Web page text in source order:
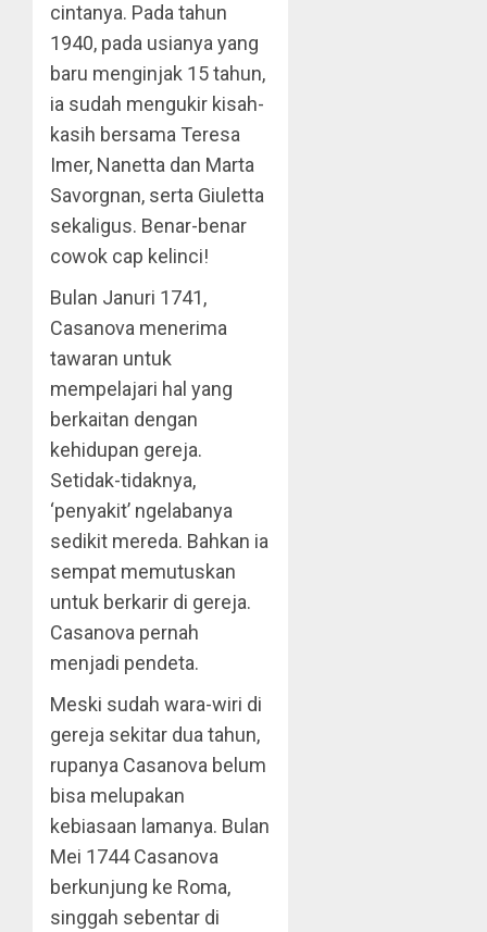
cintanya. Pada tahun
1940, pada usianya yang
baru menginjak 15 tahun,
ia sudah mengukir kisah-
kasih bersama Teresa
Imer, Nanetta dan Marta
Savorgnan, serta Giuletta
sekaligus. Benar-benar
cowok cap kelinci!
Bulan Januri 1741,
Casanova menerima
tawaran untuk
mempelajari hal yang
berkaitan dengan
kehidupan gereja.
Setidak-tidaknya,
‘penyakit’ ngelabanya
sedikit mereda. Bahkan ia
sempat memutuskan
untuk berkarir di gereja.
Casanova pernah
menjadi pendeta.
Meski sudah wara-wiri di
gereja sekitar dua tahun,
rupanya Casanova belum
bisa melupakan
kebiasaan lamanya. Bulan
Mei 1744 Casanova
berkunjung ke Roma,
singgah sebentar di